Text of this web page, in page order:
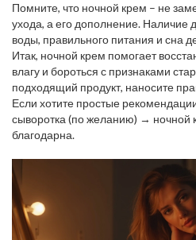
Помните, что ночной крем – не
ухода, а его дополнение. Наличие
воды, правильного питания и сна
эффективным.
Итак, ночной крем помогает
влагу и бороться с признаками
подходящий продукт, наносите
уже через пару недель.
Если хотите простые
сыворотка (по желанию) → ночной
благодарна.